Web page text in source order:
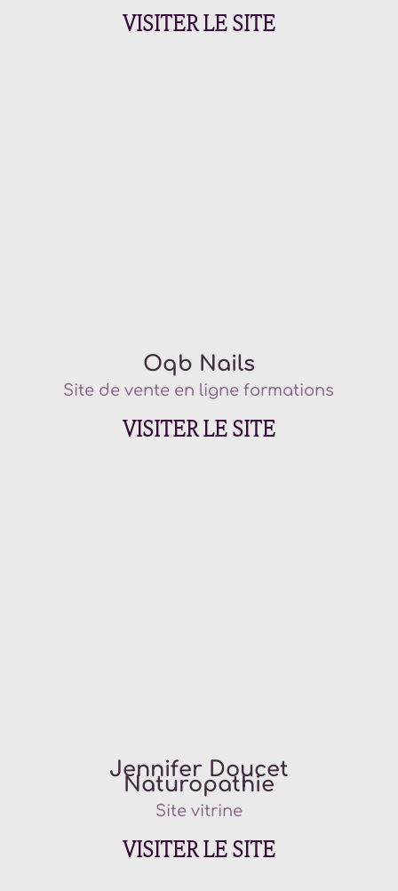
VISITER LE SITE
Oqb Nails
Site de vente en ligne formations
VISITER LE SITE
Jennifer Doucet
Naturopathie
Site vitrine
VISITER LE SITE